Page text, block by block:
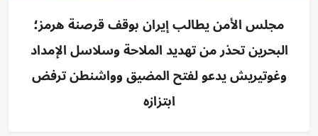
مجلس الأمن يطالب إيران بوقف قرصنة هرمز؛
البحرين تحذر من تهديد الملاحة وسلاسل الإمداد
وغوتيريش يدعو لفتح المضيق وواشنطن ترفض
ابتزازه